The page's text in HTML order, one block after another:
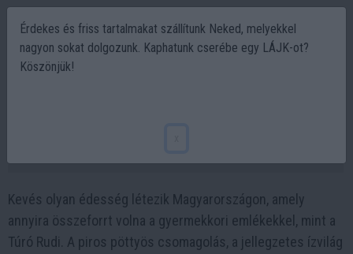
Kevés olyan édesség létezik Magyarországon, amely
annyira összeforrt volna a gyermekkori emlékekkel, mint a
Túró Rudi. A piros pöttyös csomagolás, a jellegzetes ízvilág
Érdekes és friss tartalmakat szállítunk Neked, melyekkel
nagyon sokat dolgozunk. Kaphatunk cserébe egy LÁJK-ot?
Köszönjük!